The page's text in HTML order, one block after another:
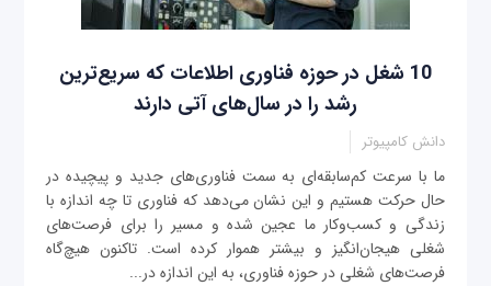
10 شغل در حوزه فناوری اطلاعات که سریع‌ترین
رشد را در سال‌های آتی دارند
دانش کامپیوتر
ما با سرعت کم‌‌سابقه‌ای به سمت فناوری‌های جدید و پیچیده‌ در
حال حرکت هستیم و این نشان می‌دهد که فناوری تا چه اندازه با
زندگی و کسب‌و‌کار ما عجین شده و مسیر را برای فرصت‌های
شغلی هیجان‌انگیز و بیشتر هموار کرده است. تاکنون هیچ‌گاه
فرصت‌های شغلی در حوزه فناوری، به این اندازه در...